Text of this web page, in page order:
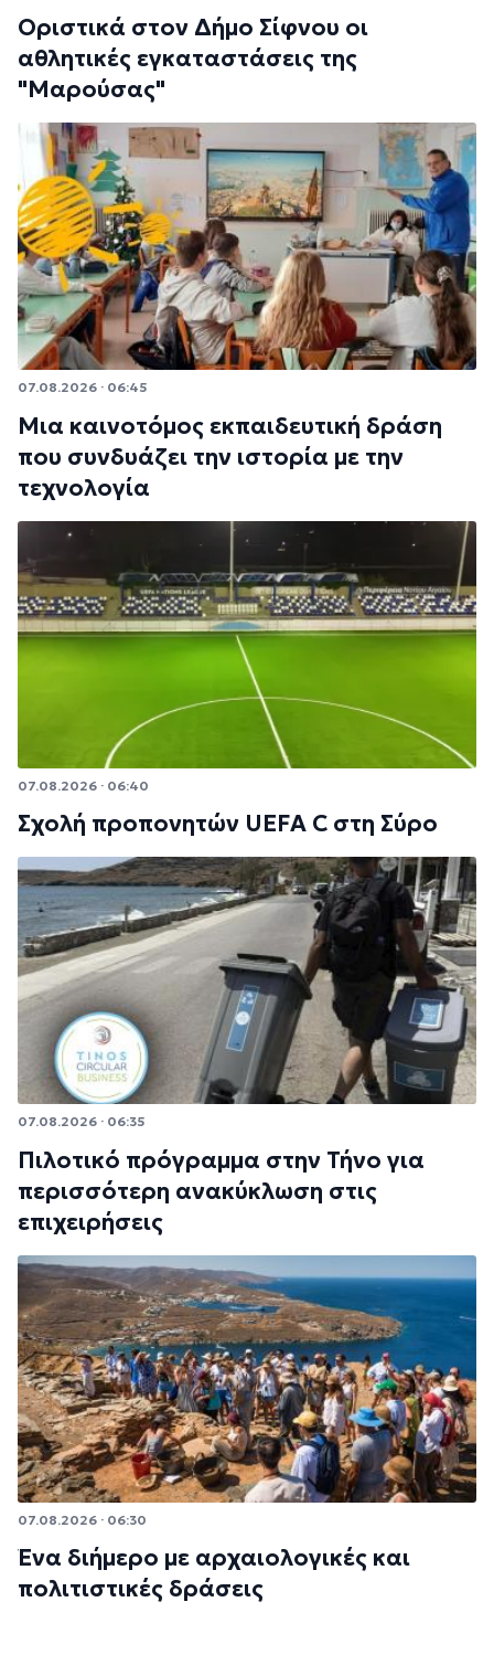
Οριστικά στον Δήμο Σίφνου οι
αθλητικές εγκαταστάσεις της
"Μαρούσας"
07.08.2026 · 06:45
Μια καινοτόμος εκπαιδευτική δράση
που συνδυάζει την ιστορία με την
τεχνολογία
07.08.2026 · 06:40
Σχολή προπονητών UEFA C στη Σύρο
07.08.2026 · 06:35
Πιλοτικό πρόγραμμα στην Τήνο για
περισσότερη ανακύκλωση στις
επιχειρήσεις
07.08.2026 · 06:30
Ένα διήμερο με αρχαιολογικές και
πολιτιστικές δράσεις